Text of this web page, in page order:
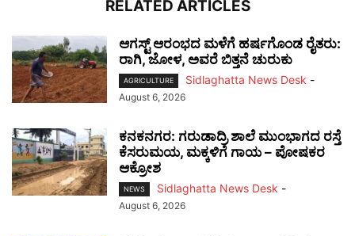
RELATED ARTICLES
ಆಗಸ್ಟ್ ಆರಂಭದ ಮಳೆಗೆ ಹರ್ಷಗೊಂಡ ರೈತರು:
ರಾಗಿ, ಜೋಳ, ಅವರೆ ಬಿತ್ತನೆ ಚುರುಕು
AGRICULTURE Sidlaghatta News Desk -
August 6, 2026
ಕನಕನಗರ: ಗರುಡಾದ್ರಿ ಶಾಲೆ ಮುಂಭಾಗದ ರಸ್ತೆ
ಕೆಸರುಮಯ, ಮಕ್ಕಳಿಗೆ ಗಾಯ – ಪೋಷಕರ
ಆಕ್ರೋಶ
NEWS Sidlaghatta News Desk -
August 6, 2026